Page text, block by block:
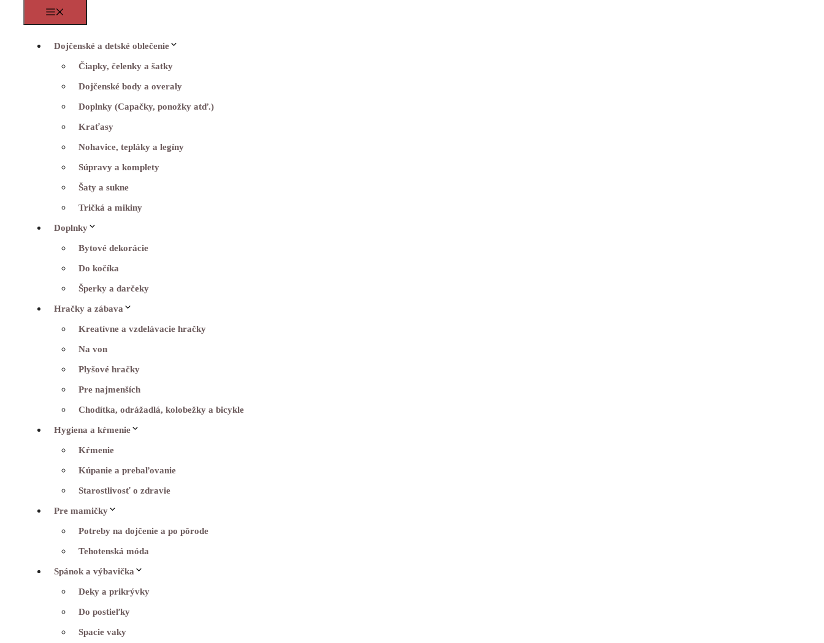
Dojčenské a detské oblečenie
Čiapky, čelenky a šatky
Dojčenské body a overaly
Doplnky (Capačky, ponožky atď.)
Kraťasy
Nohavice, tepláky a legíny
Súpravy a komplety
Šaty a sukne
Tričká a mikiny
Doplnky
Bytové dekorácie
Do kočíka
Šperky a darčeky
Hračky a zábava
Kreatívne a vzdelávacie hračky
Na von
Plyšové hračky
Pre najmenších
Chodítka, odrážadlá, kolobežky a bicykle
Hygiena a kŕmenie
Kŕmenie
Kúpanie a prebaľovanie
Starostlivosť o zdravie
Pre mamičky
Potreby na dojčenie a po pôrode
Tehotenská móda
Spánok a výbavička
Deky a prikrývky
Do postieľky
Spacie vaky